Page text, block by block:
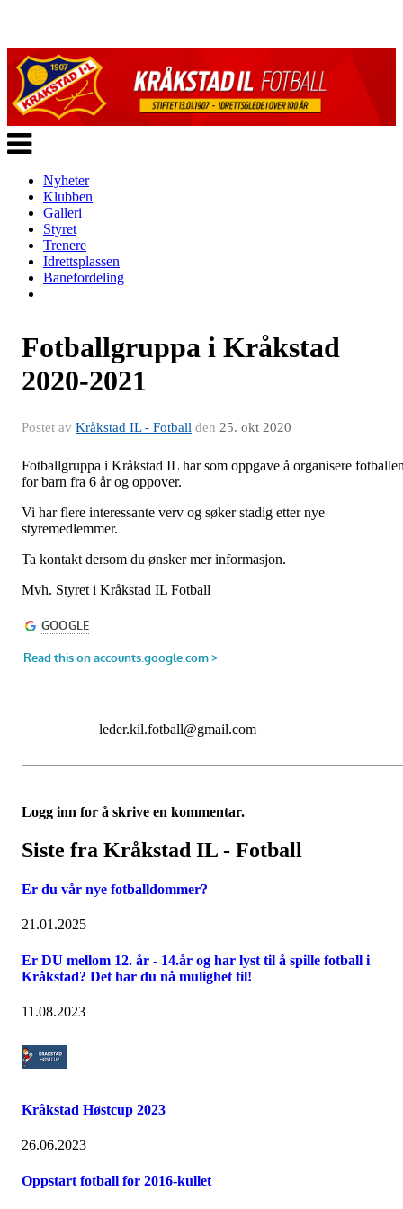
Veksle
navigasjon
Nyheter
Klubben
Galleri
Styret
Trenere
Idrettsplassen
Banefordeling
Fotballgruppa i Kråkstad
2020-2021
Postet av Kråkstad IL - Fotball den 25. okt 2020
Fotballgruppa i Kråkstad IL har som oppgave å organisere
for barn fra 6 år og oppover.
Vi har flere interessante verv og søker stadig etter nye
styremedlemmer.
Ta kontakt dersom du ønsker mer informasjon.
Mvh. Styret i Kråkstad IL Fotball
leder.kil.fotball@gmail.com
Logg inn for å skrive en kommentar.
Siste fra Kråkstad IL - Fotball
Er du vår nye fotballdommer?
21.01.2025
Er DU mellom 12. år - 14.år og har lyst til å spille fotball i
Kråkstad? Det har du nå mulighet til!
11.08.2023
Kråkstad Høstcup 2023
26.06.2023
Oppstart fotball for 2016-kullet